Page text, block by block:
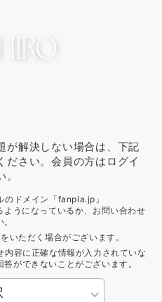
が解決しない場合は、下記
ださい。会員の方はログイ
のドメイン「fanpla.jp」
うになっているか、お問い合わせ
いただく場合がございます。
内容に正確な情報が入力されていな
ができないことがございます。